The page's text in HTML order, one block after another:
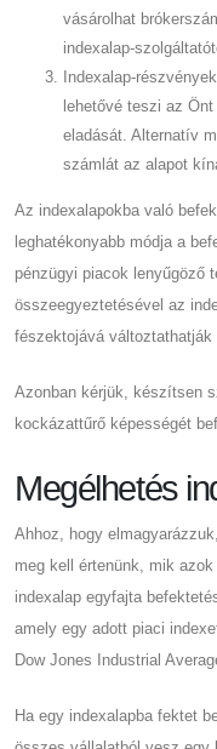
vásárolhat
indexalap-
Indexalap-
lehetővé teszi az
eladását. Alternatív
számlát az alapot
Az indexalapokba való
leghatékonyabb módja a
pénzügyi piacok lenyűgöző
összeegyeztetésével az
fészektojává változtathatják
Azonban kérjük, készítsen
kockázattűrő képességét
Megélhetés
Ahhoz, hogy
meg kell értenünk, mik
indexalap egyfajta
amely egy adott piaci
Dow Jones Industrial
Ha egy indexalapba fektet